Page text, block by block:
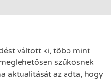
váltott ki, több mint
szűkösnek
aktualitását az adta, hogy